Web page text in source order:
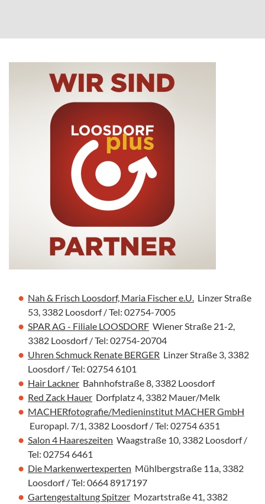
Nah & Frisch Loosdorf, Maria Fischer e.U. Linzer Straße
53, 3382 Loosdorf / Tel: 02754-7005
SPAR AG - Filiale LOOSDORF Wiener Straße 21-2,
3382 Loosdorf / Tel: 02754-20704
Uhren Schmuck Renate BERGER Linzer Straße 3, 3382
Loosdorf / Tel: 02754 6101
Hair Lackner Bahnhofstraße 8, 3382 Loosdorf
Red Zack Hauer Dorfplatz 4, 3382 Mauer/Melk
MACHERfotografie/Medieninstitut MACHER GmbH
Europapl. 7/1, 3382 Loosdorf / Tel: 02754 6351
Salon 4 Haareszeiten Waagstraße 10, 3382 Loosdorf /
Tel: 02754 6461
Die Markenwertexperten Mühlbergstraße 11a, 3382
Loosdorf / Tel: 0664 8917197
Gartengestaltung Spitzer Mozartstraße 41, 3382